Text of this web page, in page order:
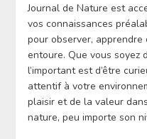
Journal de Nature est
vos connaissances
pour observer,
entoure. Que vous soyez
l’important est d’être
attentif à votre
plaisir et de la valeur
nature, peu importe son